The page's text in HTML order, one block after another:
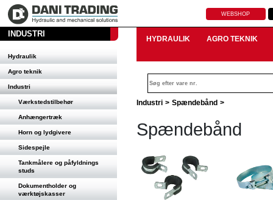
WEBSHOP
INDUSTRI
Hydraulik
Agro teknik
Industri
Værkstedstilbehør
Anhængertræk
Horn og lydgivere
Sidespejle
Tankmålere og påfyldnings
studs
Dokumentholder og
værktøjskasser
HYDRAULIK AGRO TEKNIK
Industri > Spændebånd >
Spændebånd